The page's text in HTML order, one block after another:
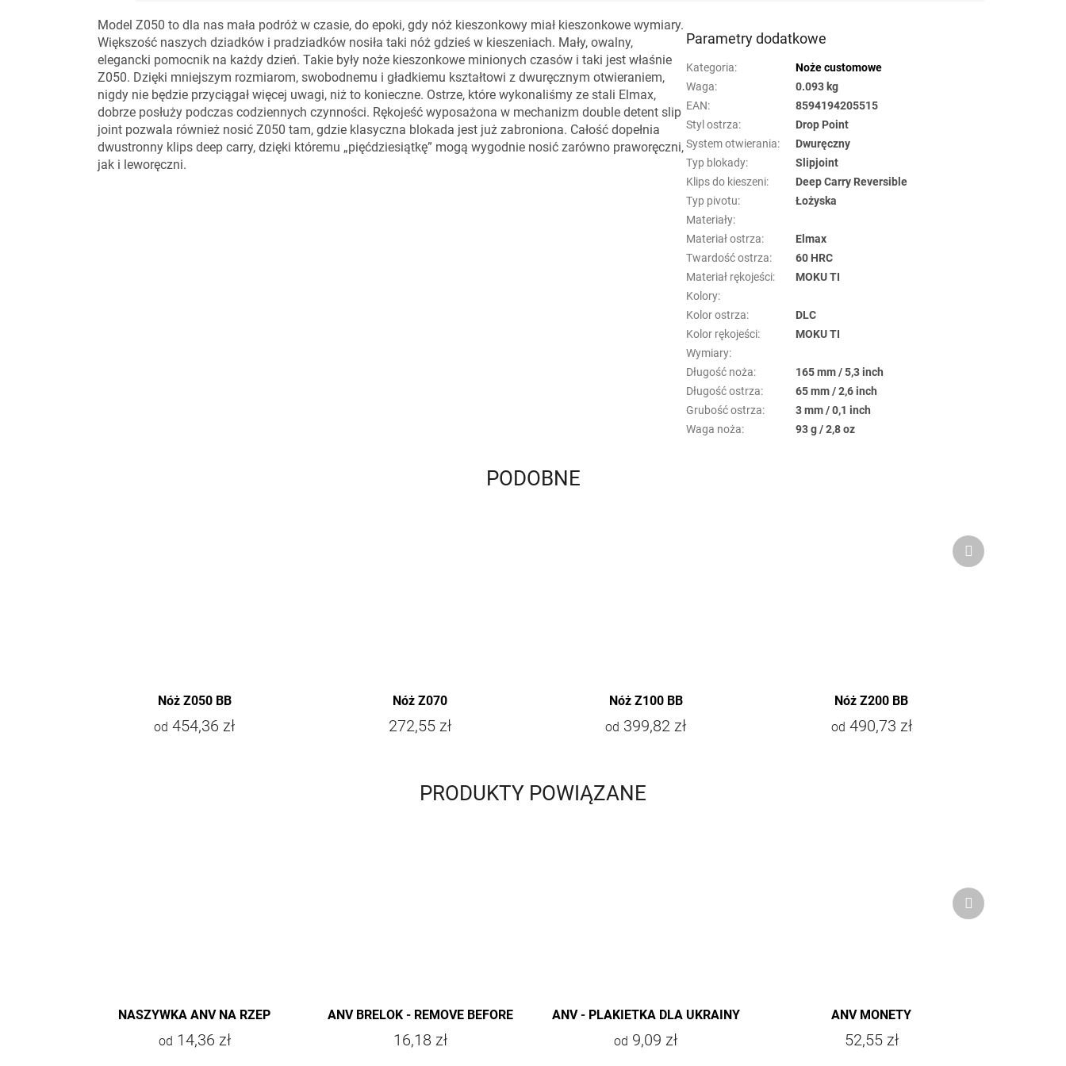
Model Z050 to dla nas mała podróż w czasie, do epoki, gdy nóż kieszonkowy miał kieszonkowe wymiary.
Większość naszych dziadków i pradziadków nosiła taki nóż gdzieś w kieszeniach. Mały, owalny,
elegancki pomocnik na każdy dzień. Takie były noże kieszonkowe minionych czasów i taki jest właśnie
Z050. Dzięki mniejszym rozmiarom, swobodnemu i gładkiemu kształtowi z dwuręcznym otwieraniem,
nigdy nie będzie przyciągał więcej uwagi, niż to konieczne. Ostrze, które wykonaliśmy ze stali Elmax,
dobrze posłuży podczas codziennych czynności. Rękojeść wyposażona w mechanizm double detent slip
joint pozwala również nosić Z050 tam, gdzie klasyczna blokada jest już zabroniona. Całość dopełnia
dwustronny klips deep carry, dzięki któremu „pięćdziesiątkę” mogą wygodnie nosić zarówno praworęczni,
jak i leworęczni.
Parametry dodatkowe
Kategoria:
Noże customowe
Waga:
0.093 kg
EAN:
8594194205515
Styl ostrza:
Drop Point
System otwierania:
Dwuręczny
Typ blokady:
Slipjoint
Klips do kieszeni:
Deep Carry Reversible
Typ pivotu:
Łożyska
Materiały:
Materiał ostrza:
Elmax
Twardość ostrza:
60 HRC
Materiał rękojeści:
MOKU TI
Kolory:
Kolor ostrza:
DLC
Kolor rękojeści:
MOKU TI
Wymiary:
Długość noża:
165 mm / 5,3 inch
Długość ostrza:
65 mm / 2,6 inch
Grubość ostrza:
3 mm / 0,1 inch
Waga noża: 93 g / 2,8 oz
PODOBNE
Nóż Z050 BB
od 454,36 zł
Nóż Z070
272,55 zł
Nóż Z100 BB
od 399,82 zł
Nóż Z200 BB
od 490,73 zł
Produkt
następny
PRODUKTY POWIĄZANE
NASZYWKA ANV NA RZEP
od 14,36 zł
ANV BRELOK - REMOVE BEFORE
FIGHT
16,18 zł
ANV - PLAKIETKA DLA UKRAINY
od 9,09 zł
ANV MONETY
52,55 zł
Produkt
następny